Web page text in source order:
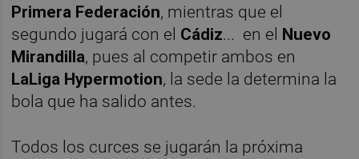
Primera Federación, mientras que el
segundo jugará con el Cádiz... en el Nuevo
Mirandilla, pues al competir ambos en
LaLiga Hypermotion, la sede la determina la
bola que ha salido antes.
Todos los curces se jugarán la próxima